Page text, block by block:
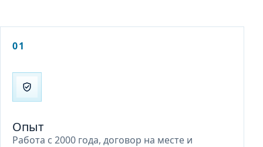
01
Опыт
Работа с 2000 года, договор на месте и